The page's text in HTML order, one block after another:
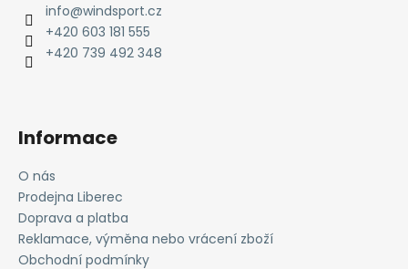
info@windsport.cz
+420 603 181 555
+420 739 492 348
Informace
O nás
Prodejna Liberec
Doprava a platba
Reklamace, výměna nebo vrácení zboží
Obchodní podmínky